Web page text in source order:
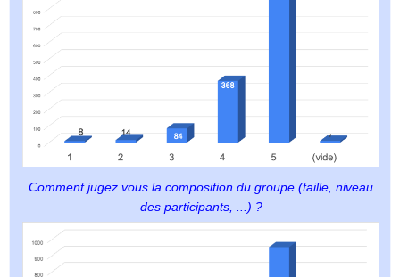
Comment jugez vous la composition du groupe (taille, niveau
des participants, ...) ?